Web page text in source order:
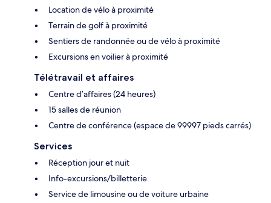
Location de vélo à proximité
Terrain de golf à proximité
Sentiers de randonnée ou de vélo à proximité
Excursions en voilier à proximité
Télétravail et affaires
Centre d’affaires (24 heures)
15 salles de réunion
Centre de conférence (espace de 99997 pieds carrés)
Services
Réception jour et nuit
Info-excursions/billetterie
Service de limousine ou de voiture urbaine